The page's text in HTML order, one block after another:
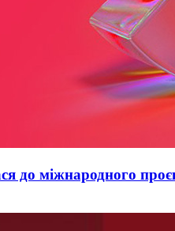
до міжнародного